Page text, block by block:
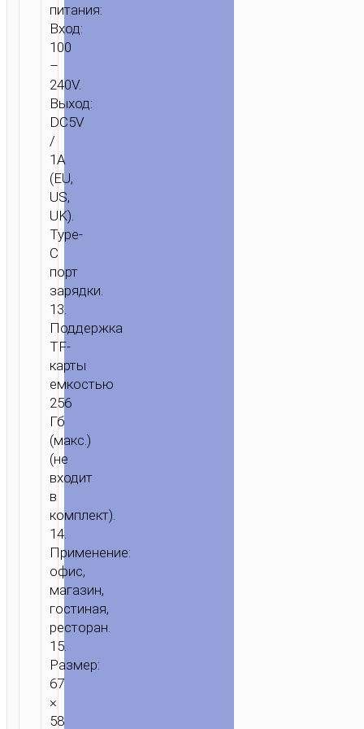
питания:
Вход:
100
–
240V.
Выход:
DC5V
/
1A
(EU,
US,
UK).
Type-
C
порт
зарядки.
13.
Поддержка
TF-
карты
емкостью
256
Гб
(макс.)
(не
входит
в
комплект).
14.
Применение:
офис,
магазин,
гостиная,
ресторан.
15.
Размер:
67
×
58